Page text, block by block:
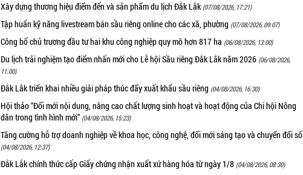
Xây dựng thương hiệu điểm đến và sản phẩm du lịch Đắk Lắk (07/08/2026, 17:21)
Tập huấn kỹ năng livestream bán sầu riêng online cho các xã, phường (07/08/2026, 09:07)
Công bố chủ trương đầu tư hai khu công nghiệp quy mô hơn 817 ha (06/08/2026, 13:00)
Du lịch trải nghiệm tạo điểm nhấn mới cho Lễ hội Sầu riêng Đắk Lắk năm 2026 (06/08/2026,
11:00)
Đắk Lắk triển khai nhiều giải pháp thúc đẩy xuất khẩu sầu riêng (04/08/2026, 16:30)
Hội thảo “Đổi mới nội dung, nâng cao chất lượng sinh hoạt và hoạt động của Chi hội Nông
dân trong tình hình mới” (04/08/2026, 15:23)
Tăng cường hỗ trợ doanh nghiệp về khoa học, công nghệ, đổi mới sáng tạo và chuyển đổi số
(04/08/2026, 12:37)
Đắk Lắk chính thức cấp Giấy chứng nhận xuất xứ hàng hóa từ ngày 1/8 (04/08/2026, 08:30)